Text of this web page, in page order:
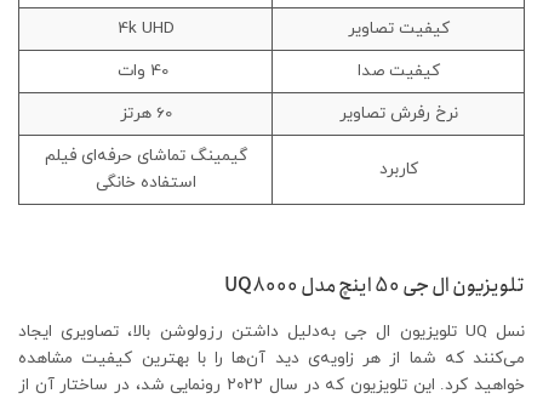
کیفیت تصاویر
4k UHD
کیفیت صدا
نرخ رفرش تصاویر
60 هرتز
کاربرد
گیمینگ تماشای حرفه‌ای فیلم
استفاده خانگی
تلویزیون ال جی 50 اینچ مدل UQ8000
نسل UQ تلویزیون ال جی به‌دلیل داشتن رزولوشن بالا، تصاویری ایجاد
می‌کنند که شما از هر زاویه‌ی دید آن‌ها را با بهترین کیفیت مشاهده
خواهید کرد. این تلویزیون که در سال ۲۰۲۲ رونمایی شد، در ساختار آن از